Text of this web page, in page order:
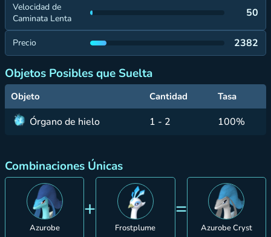
Velocidad de
Caminata Lenta
50
Precio 2382
Objetos Posibles que Suelta
Objeto Cantidad Tasa
Órgano de hielo 1 - 2 100%
Combinaciones Únicas
Azurobe
+
Frostplume
=
Azurobe Cryst